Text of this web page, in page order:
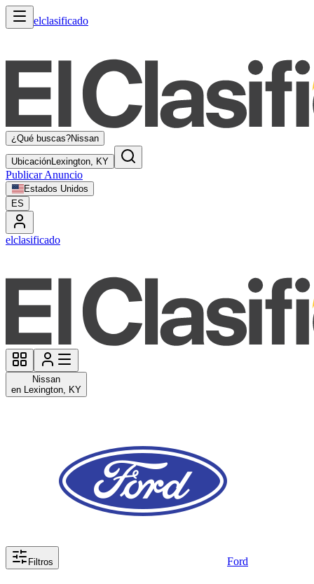
elclasificado
¿Qué buscas?Nissan
UbicaciónLexington, KY
Publicar Anuncio
Estados Unidos
ES
elclasificado
Nissan
en Lexington, KY
Filtros Ford